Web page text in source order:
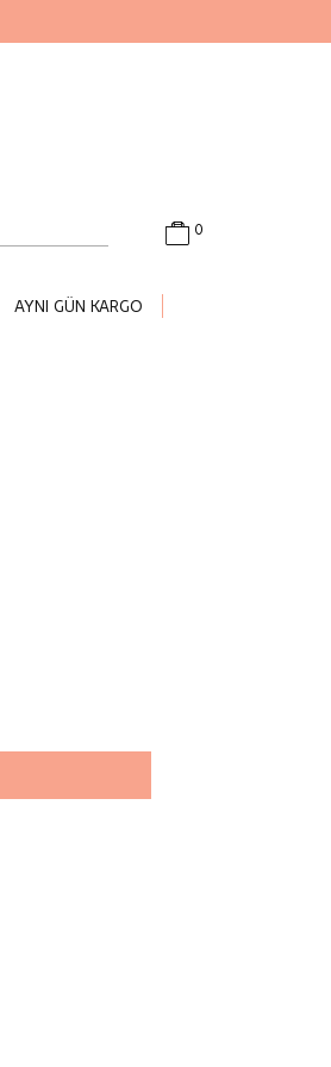
AYNI GÜN KARGO
0